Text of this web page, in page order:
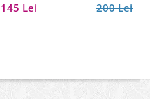
200 Lei
145 Lei